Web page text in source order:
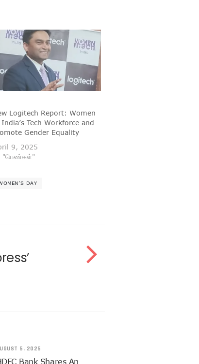
Logitech Report: Women
Tech Workforce and
Gender Equality
9, 2025
"பெண்கள்"
DAY
5, 2025
Bank Shares An